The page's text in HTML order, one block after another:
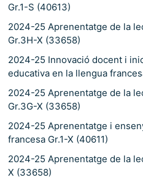
Gr.1-S (40613)
2024-25 Aprenentatge de la
Gr.3H-X (33658)
2024-25 Innovació docent i
educativa en la llengua
2024-25 Aprenentatge de la
Gr.3G-X (33658)
2024-25 Aprenentatge i
francesa Gr.1-X (40611)
2024-25 Aprenentatge de la
X (33658)